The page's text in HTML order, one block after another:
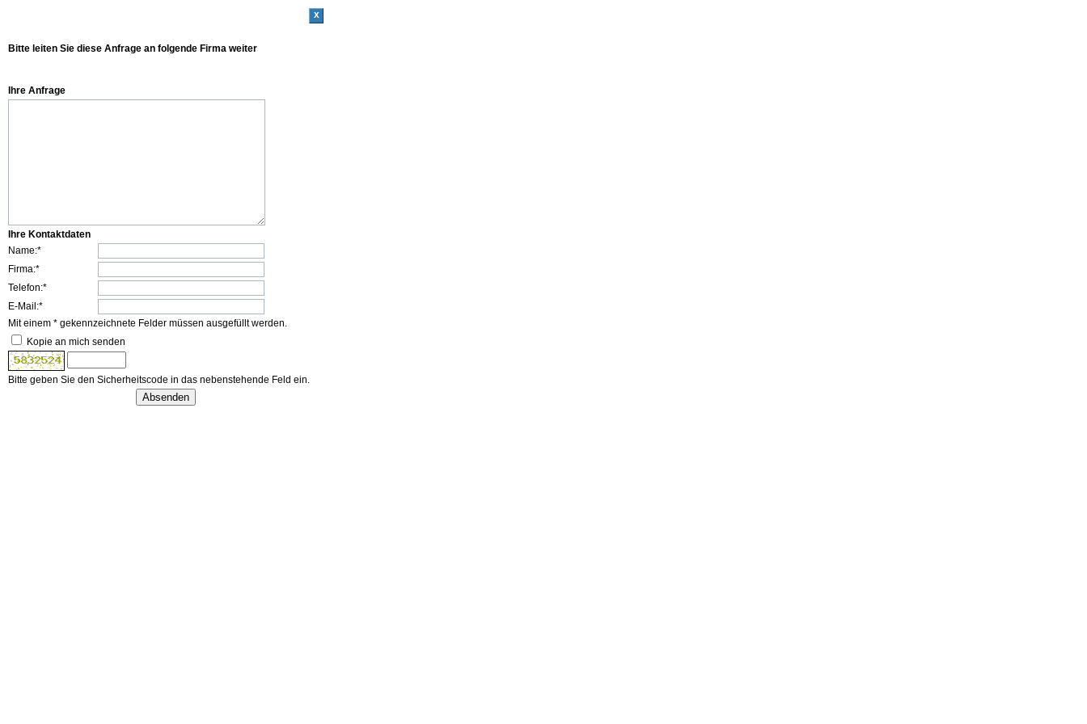
x
Bitte leiten Sie diese Anfrage an folgende Firma weiter
Ihre Anfrage
Ihre Kontaktdaten
Name:*
Firma:*
Telefon:*
E-Mail:*
Mit einem * gekennzeichnete Felder müssen ausgefüllt werden.
Kopie an mich senden
Bitte geben Sie den Sicherheitscode in das nebenstehende Feld ein.